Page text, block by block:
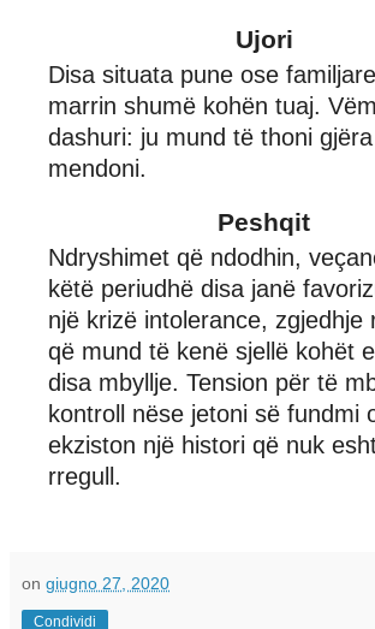
Ujori
Disa situata pune ose
marrin shumë kohën tuaj.
dashuri: ju mund të thoni
mendoni.
Peshqit
Ndryshimet që ndodhin,
këtë periudhë disa janë
një krizë intolerance, zgjedhje
që mund të kenë sjellë kohët
disa mbyllje. Tension për të
kontroll nëse jetoni së fundmi
ekziston një histori që nuk
rregull.
on giugno 27, 2020
Condividi